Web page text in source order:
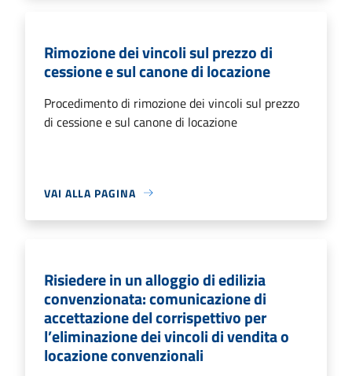
Rimozione dei vincoli sul prezzo di
cessione e sul canone di locazione
Procedimento di rimozione dei vincoli sul prezzo
di cessione e sul canone di locazione
VAI ALLA PAGINA
Risiedere in un alloggio di edilizia
convenzionata: comunicazione di
accettazione del corrispettivo per
l’eliminazione dei vincoli di vendita o
locazione convenzionali